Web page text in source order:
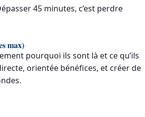
45 minutes, c’est perdre
max)
pourquoi ils sont là et ce qu’ils
orientée bénéfices, et créer de